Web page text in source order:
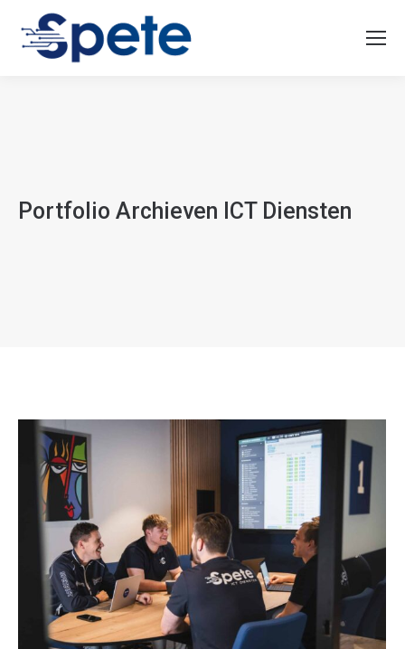
Portfolio Archieven ICT Diensten